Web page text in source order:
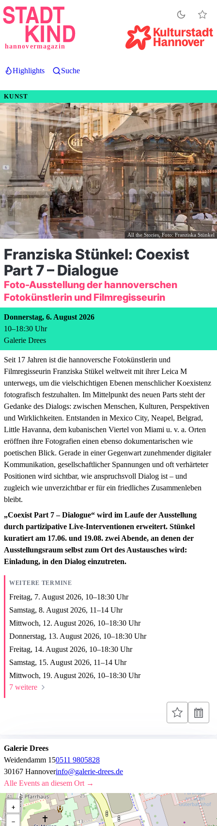
Direkt
zum
hannovermagazin
Highlights Suche
KUNST
All the Stories, Foto: Franziska Stünkel
Franziska Stünkel: Coexist
Part 7 – Dialogue
Foto-Ausstellung der hannoverschen
Fotokünstlerin und Filmregisseurin
Donnerstag, 6. August 2026
10–18:30 Uhr
Galerie Drees
Seit 17 Jahren ist die hannoversche Fotokünstlerin und
Filmregisseurin Franziska Stükel weltweit mit ihrer Leica M
unterwegs, um die vielschichtigen Ebenen menschlicher Koexistenz
fotografisch festzuhalten. Im Mittelpunkt des neuen Parts steht der
Gedanke des Dialogs: zwischen Menschen, Kulturen, Perspektiven
und Wirklichkeiten. Entstanden in Mexico City, Neapel, Belgrad,
Little Havanna, dem kubanischen Viertel von Miami u. v. a. Orten
eröffnen ihre Fotografien einen ebenso dokumentarischen wie
poetischen Blick. Gerade in einer Gegenwart zunehmender digitaler
Kommunikation, gesellschaftlicher Spannungen und oft verhärteter
Positionen wird sichtbar, wie anspruchsvoll Dialog ist – und
zugleich wie unverzichtbar er für ein friedliches Zusammenleben
bleibt.
„Coexist Part 7 – Dialogue“ wird im Laufe der Ausstellung
durch partizipative Live-Interventionen erweitert. Stünkel
kuratiert am 17.06. und 19.08. zwei Abende, an denen der
Ausstellungsraum selbst zum Ort des Austausches wird:
Einladung, in den Dialog einzutreten.
WEITERE TERMINE
Freitag, 7. August 2026, 10–18:30 Uhr
Samstag, 8. August 2026, 11–14 Uhr
Mittwoch, 12. August 2026, 10–18:30 Uhr
Donnerstag, 13. August 2026, 10–18:30 Uhr
Freitag, 14. August 2026, 10–18:30 Uhr
Samstag, 15. August 2026, 11–14 Uhr
Mittwoch, 19. August 2026, 10–18:30 Uhr
7 weitere
Galerie Drees
Weidendamm 15
30167 Hannover
0511 9805828
info@galerie-drees.de
Alle Events an diesem Ort →
+
−